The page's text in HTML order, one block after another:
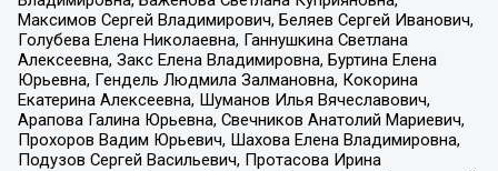
Максимов Сергей Владимирович, Беляев Сергей Иванович,
Голубева Елена Николаевна, Ганнушкина Светлана
Алексеевна, Закс Елена Владимировна, Буртина Елена
Юрьевна, Гендель Людмила Залмановна, Кокорина
Екатерина Алексеевна, Шуманов Илья Вячеславович,
Арапова Галина Юрьевна, Свечников Анатолий Мариевич,
Прохоров Вадим Юрьевич, Шахова Елена Владимировна,
Подузов Сергей Васильевич, Протасова Ирина